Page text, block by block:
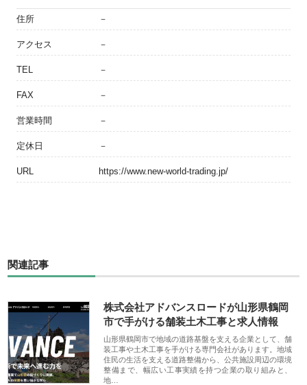
住所 －
アクセス －
TEL －
FAX －
営業時間 －
定休日 －
URL https://www.new-world-trading.jp/
関連記事
株式会社アドバンスロードが山形県鶴岡
市で手がける舗装土木工事と求人情報
山形県鶴岡市で地域の道路基盤を支える企業として、舗
装工事や土木工事を手がける専門会社があります。地域
住民の生活を支える道路整備から、公共施設周辺の環境
整備まで、幅広い工事実績を持つ企業の取り組みと、
地…